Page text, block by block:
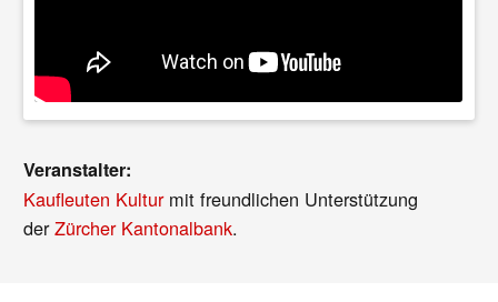
Veranstalter:
Kaufleuten Kulturmit freundlichen Unterstützung
derZürcher Kantonalbank.